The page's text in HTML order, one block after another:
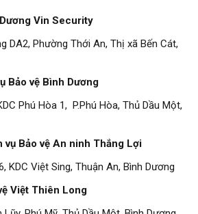
Vin Security
DA2, Phường Thới An, Thị xã Bến Cát,
Bảo vệ Bình Dương
Phú Hòa 1, P.Phú Hòa, Thủ Dầu Một,
vụ Bảo vệ An ninh Thắng Lợi
KDC Việt Sing, Thuận An, Bình Dương
Việt Thiên Long